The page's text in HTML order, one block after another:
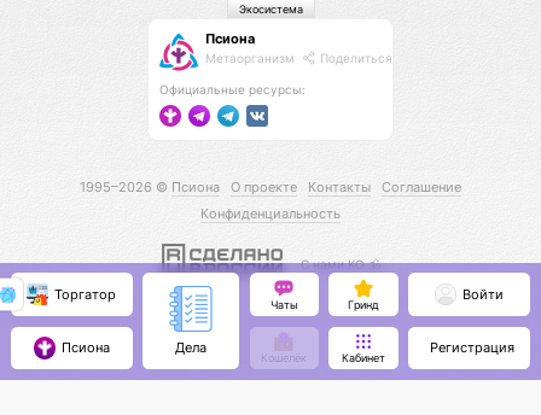
Псиона
Метаорганизм Поделиться
Официальные ресурсы:
Экосистема
1995–2026 © Псиона О проекте Контакты
Соглашение
Конфиденциальность
С нами КО 🕉️
Торгатор
Псиона Дела
Чаты Гринд
Кошелёк Кабинет
Войти
Регистрация